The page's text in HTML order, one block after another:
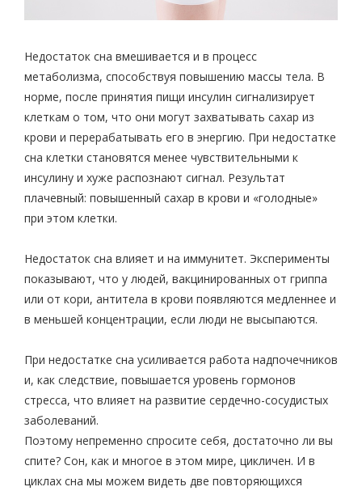
Недостаток сна вмешивается и в процесс
метаболизма, способствуя повышению массы тела. В
норме, после принятия пищи инсулин сигнализирует
клеткам о том, что они могут захватывать сахар из
крови и перерабатывать его в энергию. При недостатке
сна клетки становятся менее чувствительными к
инсулину и хуже распознают сигнал. Результат
плачевный: повышенный сахар в крови и «голодные»
при этом клетки.
Недостаток сна влияет и на иммунитет. Эксперименты
показывают, что у людей, вакцинированных от гриппа
или от кори, антитела в крови появляются медленнее и
в меньшей концентрации, если люди не высыпаются.
При недостатке сна усиливается работа надпочечников
и, как следствие, повышается уровень гормонов
стресса, что влияет на развитие сердечно-сосудистых
заболеваний.
Поэтому непременно спросите себя, достаточно ли вы
спите? Сон, как и многое в этом мире, цикличен. И в
циклах сна мы можем видеть две повторяющихся